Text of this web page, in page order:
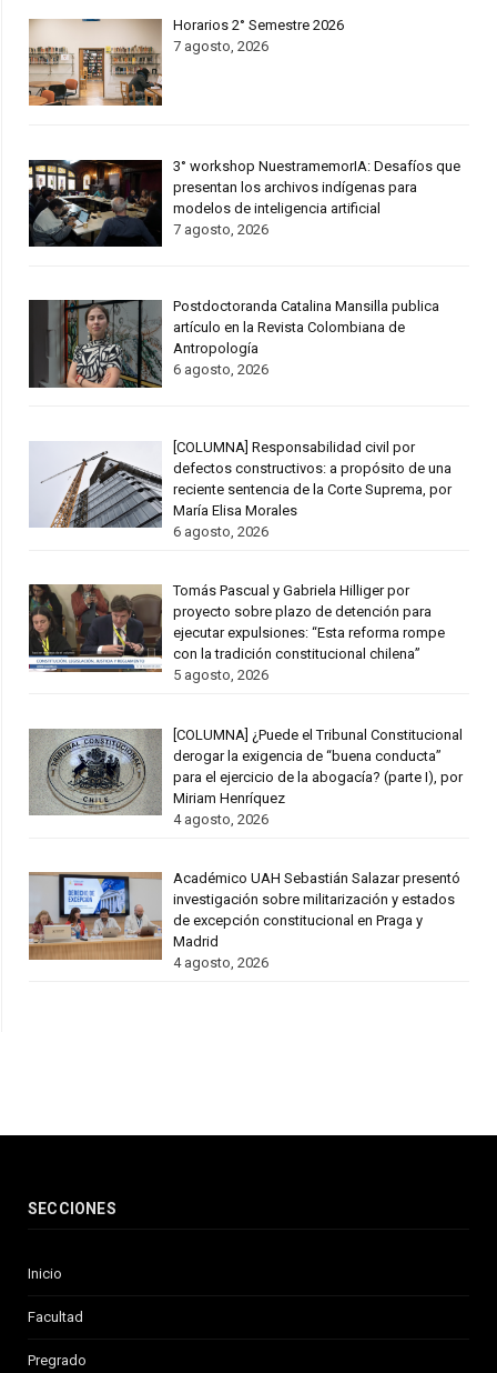
Horarios 2° Semestre 2026
7 agosto, 2026
3° workshop NuestramemorIA: Desafíos que
presentan los archivos indígenas para
modelos de inteligencia artificial
7 agosto, 2026
Postdoctoranda Catalina Mansilla publica
artículo en la Revista Colombiana de
Antropología
6 agosto, 2026
[COLUMNA] Responsabilidad civil por
defectos constructivos: a propósito de una
reciente sentencia de la Corte Suprema, por
María Elisa Morales
6 agosto, 2026
Tomás Pascual y Gabriela Hilliger por
proyecto sobre plazo de detención para
ejecutar expulsiones: “Esta reforma rompe
con la tradición constitucional chilena”
5 agosto, 2026
[COLUMNA] ¿Puede el Tribunal Constitucional
derogar la exigencia de “buena conducta”
para el ejercicio de la abogacía? (parte I), por
Miriam Henríquez
4 agosto, 2026
Académico UAH Sebastián Salazar presentó
investigación sobre militarización y estados
de excepción constitucional en Praga y
Madrid
4 agosto, 2026
SECCIONES
Inicio
Facultad
Pregrado